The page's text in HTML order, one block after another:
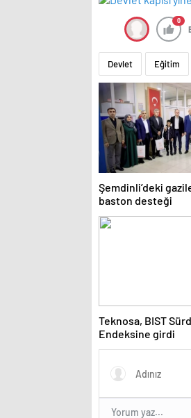
0
Devlet Eğitim
Şemdinli’deki
baston desteği
Teknosa, BIST
Endeksine girdi